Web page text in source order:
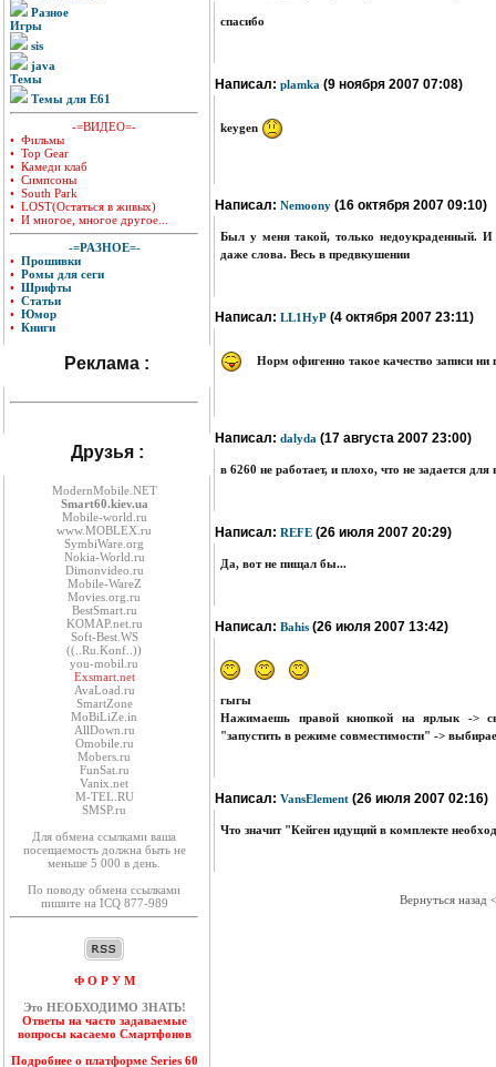
Разное
Игры
sis
java
Темы
Темы для E61
-=ВИДЕО=-
• Фильмы
• Top Gear
• Камеди клаб
• Симпсоны
• South Park
• LOST(Остаться в живых)
• И многое, многое другое...
-=РАЗНОЕ=-
• Прошивки
• Ромы для сеги
• Шрифты
• Статьи
• Юмор
• Книги
Реклама :
Друзья :
ModernMobile.NET
Smart60.kiev.ua
Mobile-world.ru
www.MOBLEX.ru
SymbiWare.org
Nokia-World.ru
Dimonvideo.ru
Mobile-WareZ
Movies.org.ru
BestSmart.ru
KOMAP.net.ru
Soft-Best.WS
((..Ru.Konf..))
you-mobil.ru
Exsmart.net
AvaLoad.ru
SmartZone
MoBiLiZe.in
AllDown.ru
Оmobile.ru
Mobers.ru
FunSat.ru
Vanix.net
M-TEL.RU
SMSP.ru
Для обмена ссылками ваша
посещаемость должна быть не
меньше 5 000 в день.
По поводу обмена ссылками
пишите на ICQ 877-989
Ф О Р У М
Это НЕОБХОДИМО ЗНАТЬ!
Ответы на часто задаваемые
вопросы касаемо Смартфонов
Подробнее о платформе Series 60
спасибо
Написал: plamka (9 ноября 2007 07:08)
keygen
Написал: Nemoony (16 октября 2007 09:10)
Был у меня такой, только недоукраденный. И
даже слова. Весь в предвкушении
Написал: LL1HyP (4 октября 2007 23:11)
Норм офигенно такое качество записи ни
Написал: dalyda (17 августа 2007 23:00)
в 6260 не работает, и плохо, что не задается
Написал: REFE (26 июля 2007 20:29)
Да, вот не пищал бы...
Написал: Bahis (26 июля 2007 13:42)
гыгы
Нажимаешь правой кнопкой на ярлык ->
"запустить в режиме совместимости" ->
Написал: VansElement (26 июля 2007 02:16)
Что значит "Кейген идущий в комплекте
Вернуться назад